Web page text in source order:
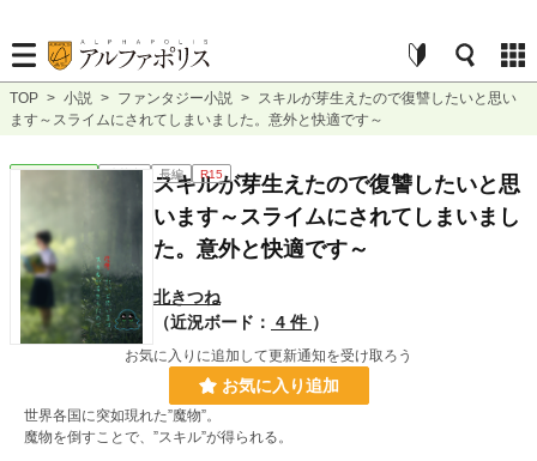
TOP > 小説 > ファンタジー小説 > スキルが芽生えたので復讐したいと思い
ます～スライムにされてしまいました。意外と快適です～
ファンタジー 連載中 長編 R15
スキルが芽生えたので復讐したいと思
います～スライムにされてしまいまし
た。意外と快適です～
北きつね
（近況ボード： 4 件 ）
お気に入りに追加して更新通知を受け取ろう
お気に入り追加
世界各国に突如現れた”魔物”。
魔物を倒すことで、”スキル”が得られる。